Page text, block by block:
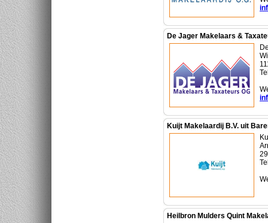
De Jager Makelaars &
Kuijt Makelaardij B.V. uit
Heilbron Mulders Quint